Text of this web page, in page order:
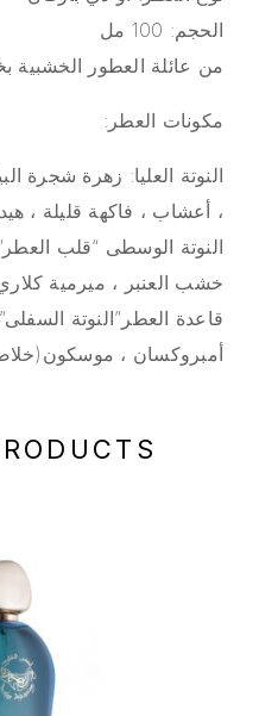
الحجم: 100 مل
من عائلة العطور الخشبية
:مكونات العطر
النوتة العليا: زهرة شجرة
، أعشاب ، فاكهة قليلة ،
النوتة الوسطى “قلب
خشب العنبر ، ميرمية
أمبروكسان ،